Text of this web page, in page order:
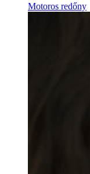
Motoros redőny